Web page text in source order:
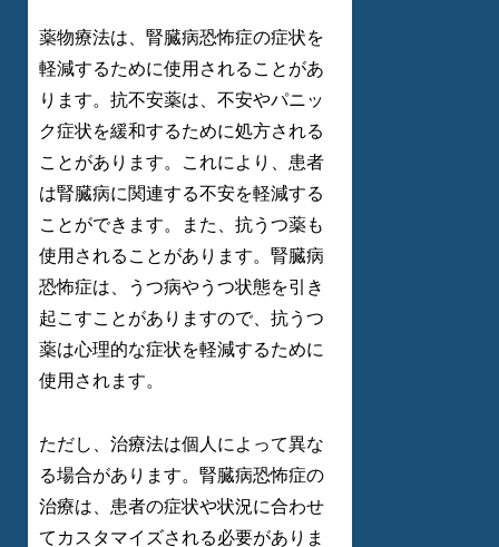
薬物療法は、腎臓病恐怖症の症状を
軽減するために使用されることがあ
ります。抗不安薬は、不安やパニッ
ク症状を緩和するために処方される
ことがあります。これにより、患者
は腎臓病に関連する不安を軽減する
ことができます。また、抗うつ薬も
使用されることがあります。腎臓病
恐怖症は、うつ病やうつ状態を引き
起こすことがありますので、抗うつ
薬は心理的な症状を軽減するために
使用されます。
ただし、治療法は個人によって異な
る場合があります。腎臓病恐怖症の
治療は、患者の症状や状況に合わせ
てカスタマイズされる必要がありま